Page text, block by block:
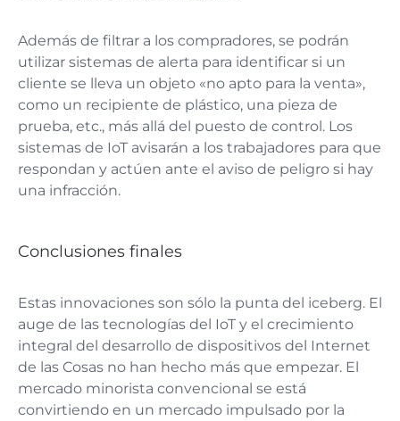
Además de filtrar a los compradores, se podrán
utilizar sistemas de alerta para identificar si un
cliente se lleva un objeto «no apto para la venta»,
como un recipiente de plástico, una pieza de
prueba, etc., más allá del puesto de control. Los
sistemas de IoT avisarán a los trabajadores para que
respondan y actúen ante el aviso de peligro si hay
una infracción.
Conclusiones finales
Estas innovaciones son sólo la punta del iceberg. El
auge de las tecnologías del IoT y el crecimiento
integral del desarrollo de dispositivos del Internet
de las Cosas no han hecho más que empezar. El
mercado minorista convencional se está
convirtiendo en un mercado impulsado por la